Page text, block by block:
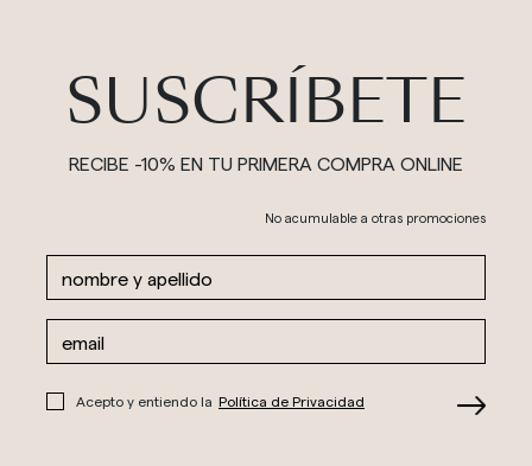
SUSCRÍBETE
RECIBE -10% EN TU PRIMERA COMPRA ONLINE
No acumulable a otras promociones
Acepto y entiendo la Política de Privacidad